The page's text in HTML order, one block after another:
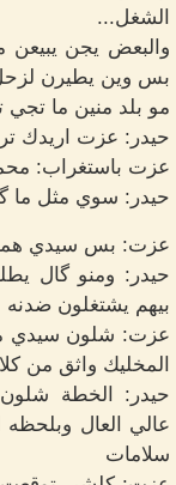
الشغل...
والبعض يجن
بس وين يطيرن
مو بلد منين ما تجي
حيدر: عزت اريدك
عزت باستغراب:
حيدر: سوي مثل ما
عزت: بس سيدي هما
حيدر: ومنو گال
بيهم يشتغلون ضدنه
عزت: شلون سيدي
المخليك واثق من
حيدر: الخطة
عالي العال
سلامات